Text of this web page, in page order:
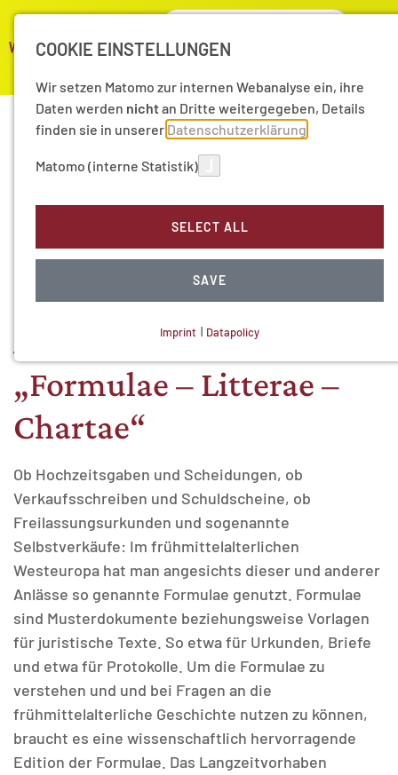
03/14/2024
Grundlagenforschung
zur Geschichte des
Frühmittelalters. Das
Akademieprojekt
„Formulae – Litterae –
Chartae“
Ob Hochzeitsgaben und Scheidungen, ob
Verkaufsschreiben und Schuldscheine, ob
Freilassungsurkunden und sogenannte
Selbstverkäufe: Im frühmittelalterlichen
Westeuropa hat man angesichts dieser und anderer
Anlässe so genannte Formulae genutzt. Formulae
sind Musterdokumente beziehungsweise Vorlagen
für juristische Texte. So etwa für Urkunden, Briefe
und etwa für Protokolle. Um die Formulae zu
verstehen und und bei Fragen an die
frühmittelalterliche Geschichte nutzen zu können,
braucht es eine wissenschaftlich hervorragende
Edition der Formulae. Das Langzeitvorhaben
COOKIE EINSTELLUNGEN
Wir setzen Matomo zur internen Webanalyse ein, ihre
Daten werden nichtan Dritte weitergegeben, Details
finden sie in unserer Datenschutzerklärung
Matomo (interne Statistik)
SELECT ALL
SAVE
MATOMO (INTERNE STATISTIK)
Statistik Cookies erfassen Informationen anonym.
unsere Besucher unsere Website nutzen.
Matomo
Imprint | Datapolicy